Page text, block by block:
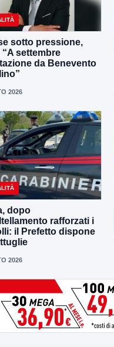
sotto pressione,
“A settembre
da Benevento
2026
dopo
rafforzati i
il Prefetto dispone
2026